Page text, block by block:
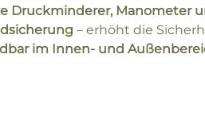
Druckminderer, Manometer
– erhöht die
im Innen- und